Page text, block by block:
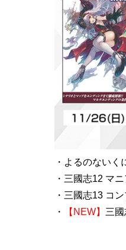
・よるのないく
・三國志12 マ
・三國志13 コ
・
【NEW】 三